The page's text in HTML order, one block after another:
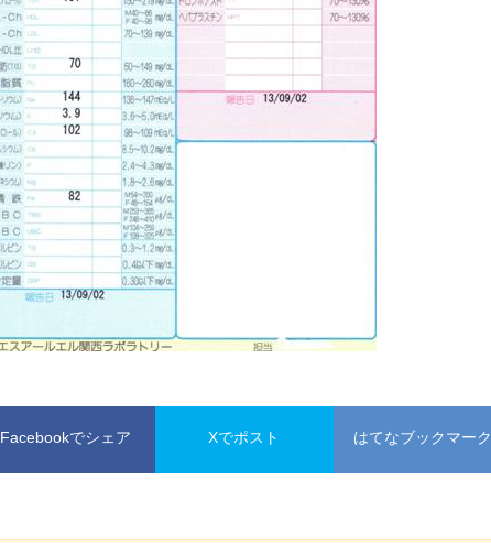
Facebookでシェア Xでポスト はてなブックマーク